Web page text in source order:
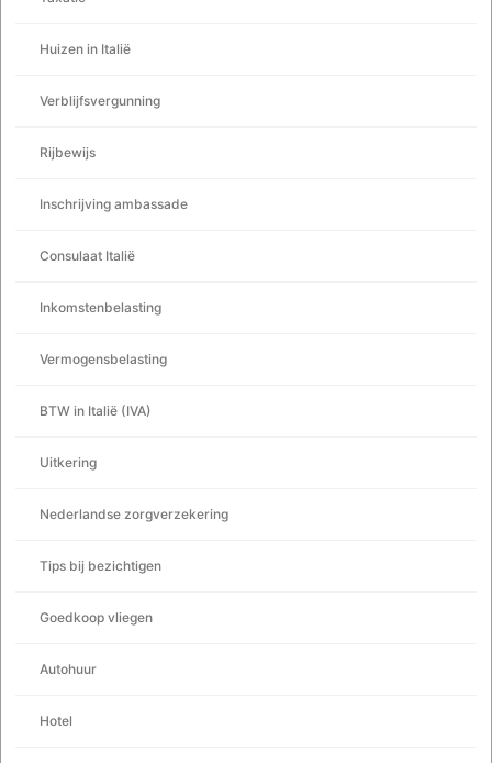
Huizen in Italië
Verblijfsvergunning
Rijbewijs
Inschrijving ambassade
Consulaat Italië
Inkomstenbelasting
Vermogensbelasting
BTW in Italië (IVA)
Uitkering
Nederlandse zorgverzekering
Tips bij bezichtigen
Goedkoop vliegen
Autohuur
Hotel